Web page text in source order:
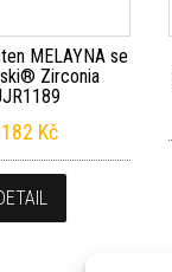
MELAYNA se
Zirconia
Kč